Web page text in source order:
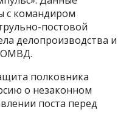
с командиром
постовой
делопроизводства и
ОМВД.
полковника
о незаконном
поста перед